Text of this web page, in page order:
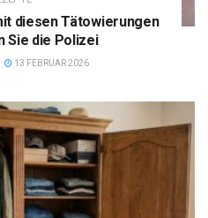
diesen Tätowierungen
Sie die Polizei
13 FEBRUAR 2026